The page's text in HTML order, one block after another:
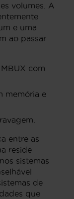
volumes. A
e uma
ao passar
com
memória e
entre as
reside
sistemas
de
que